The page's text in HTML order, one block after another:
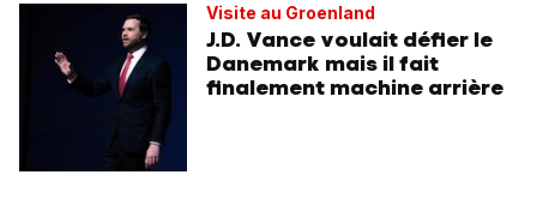
Visite au Groenland
J.D. Vance voulait défier le
Danemark mais il fait
finalement machine arrière